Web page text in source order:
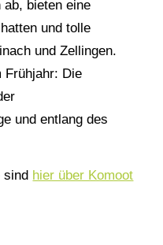
bieten eine
und tolle
und Zellingen.
Frühjahr: Die
und entlang des
sind hier über Komoot